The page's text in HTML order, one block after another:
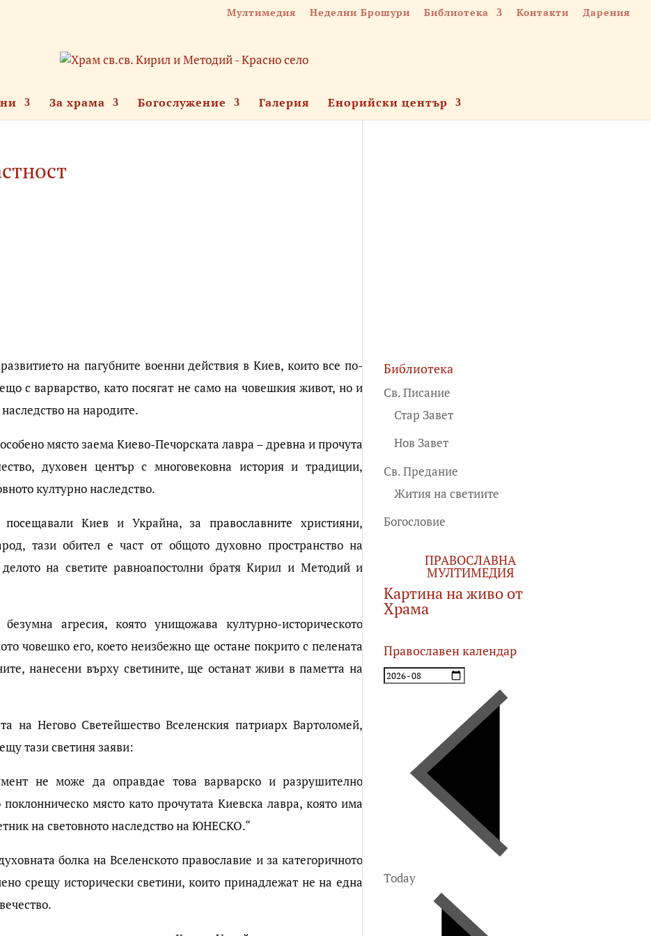
Мултимедия Неделни Брошури Библиотека Контакти Дарения
За храма Богослужение Галерия Енорийски център
на пагубните военни действия в Киев, които все по-
с варварство, като посягат не само на човешкия живот, но и
на народите.
място заема Киево-Печорската лавра – древна и прочута
духовен център с многовековна история и традиции,
културно наследство.
Киев и Украйна, за православните християни,
тази обител е част от общото духовно пространство на
на светите равноапостолни братя Кирил и Методий и
агресия, която унищожава културно-историческото
човешко его, което неизбежно ще остане покрито с пелената
нанесени върху светините, ще останат живи в паметта на
на Негово Светейшество Вселенския патриарх Вартоломей,
тази светиня заяви:
не може да оправдае това варварско и разрушително
място като прочутата Киевска лавра, която има
на световното наследство на ЮНЕСКО.“
болка на Вселенското православие и за категоричното
срещу исторически светини, които принадлежат не на една
Библиотека
Св. Писание
Стар Завет
Нов Завет
Св. Предание
Жития на светиите
Богословие
ПРАВОСЛАВНА
МУЛТИМЕДИЯ
Картина на живо от
Храма
Православен календар
Today